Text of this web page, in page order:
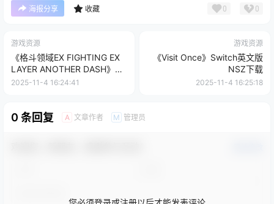
海报分享 收藏 0 0
游戏资源
《格斗领域EX FIGHTING EX
LAYER ANOTHER DASH》
Switch中文版XCI下载 – 含
2025-11-4 16:24:41
游戏资源
《Visit Once》Switch英文版
NSZ下载
2025-11-4 16:25:18
0 条回复 A 文章作者 M 管理员